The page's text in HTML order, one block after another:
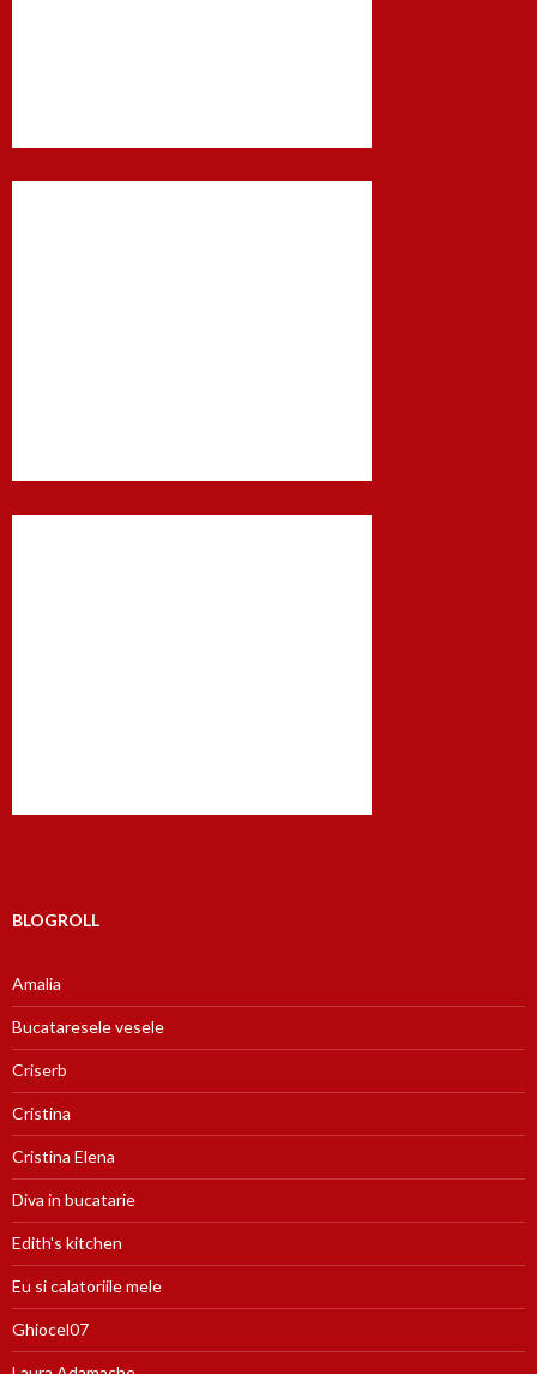
BLOGROLL
Amalia
Bucataresele vesele
Criserb
Cristina
Cristina Elena
Diva in bucatarie
Edith's kitchen
Eu si calatoriile mele
Ghiocel07